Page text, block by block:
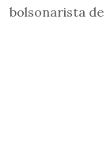
bolsonarista